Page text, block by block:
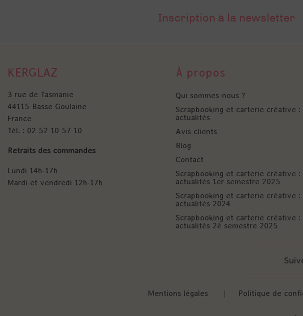
Inscription à la newsletter
KERGLAZ
3 rue de Tasmanie
44115 Basse Goulaine
France
Tél. : 02 52 10 57 10
Retraits des commandes
Lundi 14h-17h
Mardi et vendredi 12h-17h
À propos
Qui sommes-nous ?
Scrapbooking et carterie créative :
actualités
Avis clients
Blog
Contact
Scrapbooking et carterie créative :
actualités 1er semestre 2025
Scrapbooking et carterie créative :
actualités 2024
Scrapbooking et carterie créative :
actualités 2è semestre 2025
Mentions légales | Politique de